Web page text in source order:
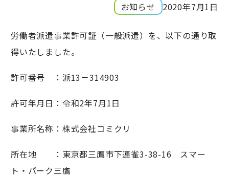
お知らせ 2020年7月1日
労働者派遣事業許可証（一般派遣）を、以下の通り取
得いたしました。
許可番号 ：派13－314903
許可年月日：令和2年7月1日
事業所名称：株式会社コミクリ
所在地 ：東京都三鷹市下連雀3-38-16 スマー
ト・パーク三鷹